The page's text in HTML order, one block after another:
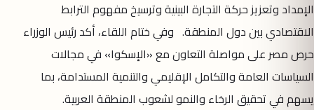
الإمداد وتعزيز حركة التجارة البينية وترسيخ مفهوم الترابط
الاقتصادي بين دول المنطقة. وفي ختام اللقاء، أكد رئيس الوزراء
حرص مصر على مواصلة التعاون مع «الإسكوا» في مجالات
السياسات العامة والتكامل الإقليمي والتنمية المستدامة، بما
يسهم في تحقيق الرخاء والنمو لشعوب المنطقة العربية.